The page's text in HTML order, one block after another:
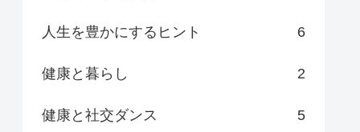
人生を豊かにするヒント 6
健康と暮らし 2
健康と社交ダンス 5